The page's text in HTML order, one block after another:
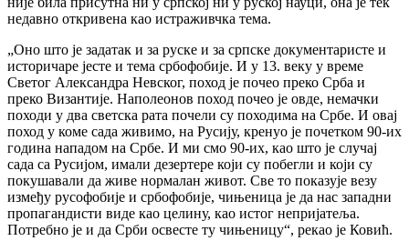
недавно откривена као истраживчка тема.
„Оно што је задатак и за руске и за српске документаристе и
историчаре јесте и тема србофобије. И у 13. веку у време
Светог Александра Невског, поход је почео преко Срба и
преко Византије. Наполеонов поход почео је овде, немачки
походи у два светска рата почели су походима на Србе. И овај
поход у коме сада живимо, на Русију, кренуо је почетком 90-их
година нападом на Србе. И ми смо 90-их, као што је случај
сада са Русијом, имали дезертере који су побегли и који су
покушавали да живе нормалан живот. Све то показује везу
између русофобије и србофобије, чињеница је да нас западни
пропагандисти виде као целину, као истог непријатеља.
Потребно је и да Срби освесте ту чињеницу“, рекао је Ковић.